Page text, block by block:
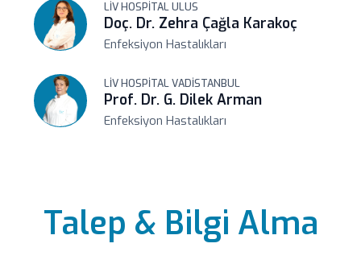
LIV HOSPITAL ULUS
Doç. Dr. Zehra Çağla Karakoç
Enfeksiyon Hastalıkları
LIV HOSPITAL VADISTANBUL
Prof. Dr. G. Dilek Arman
Enfeksiyon Hastalıkları
Talep & Bilgi Alma